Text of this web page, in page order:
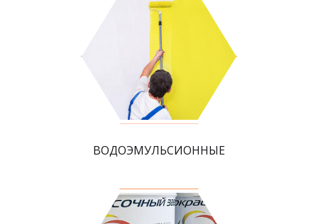
ВОДОЭМУЛЬСИОННЫЕ